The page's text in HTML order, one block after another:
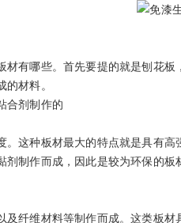
材有哪些。首先要提的就是刨花
材料。
合剂制作的
。这种板材最大的特点就是具有
剂制作而成，因此是较为环保的板
及纤维材料等制作而成。这类板